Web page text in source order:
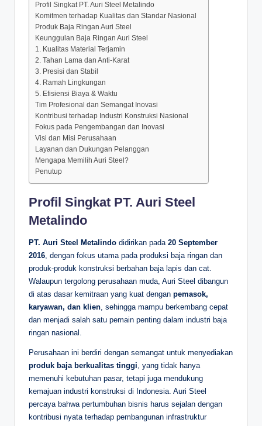
Profil Singkat PT. Auri Steel Metalindo
Komitmen terhadap Kualitas dan Standar Nasional
Produk Baja Ringan Auri Steel
Keunggulan Baja Ringan Auri Steel
1. Kualitas Material Terjamin
2. Tahan Lama dan Anti-Karat
3. Presisi dan Stabil
4. Ramah Lingkungan
5. Efisiensi Biaya & Waktu
Tim Profesional dan Semangat Inovasi
Kontribusi terhadap Industri Konstruksi Nasional
Fokus pada Pengembangan dan Inovasi
Visi dan Misi Perusahaan
Layanan dan Dukungan Pelanggan
Mengapa Memilih Auri Steel?
Penutup
Profil Singkat PT. Auri Steel
Metalindo
PT. Auri Steel Metalindo didirikan pada 20 September
2016 , dengan fokus utama pada produksi baja ringan dan
produk-produk konstruksi berbahan baja lapis dan cat.
Walaupun tergolong perusahaan muda, Auri Steel dibangun
di atas dasar kemitraan yang kuat dengan pemasok,
karyawan, dan klien , sehingga mampu berkembang cepat
dan menjadi salah satu pemain penting dalam industri baja
ringan nasional.
Perusahaan ini berdiri dengan semangat untuk menyediakan
produk baja berkualitas tinggi , yang tidak hanya
memenuhi kebutuhan pasar, tetapi juga mendukung
kemajuan industri konstruksi di Indonesia. Auri Steel
percaya bahwa pertumbuhan bisnis harus sejalan dengan
kontribusi nyata terhadap pembangunan infrastruktur